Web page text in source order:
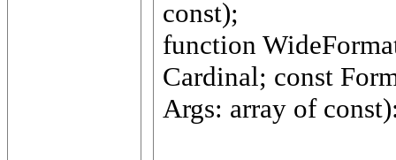
const);
function
Cardinal; const
Args: array of